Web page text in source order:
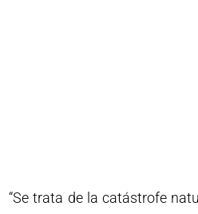
“Se trata de la catástrofe